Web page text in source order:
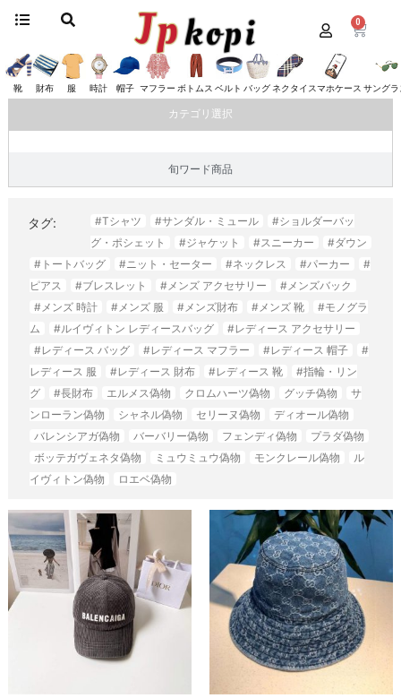
0
靴 財布 服 時計 帽子 マフラー ボトムス ベルト バッグネクタイ スマホケース サング
/ “#レディース 帽子”にタグ付けされた商品
#レディース 帽子
カテゴリ選択
旬ワード商品
タグ: #Tシャツ #サンダル・ミュール
#ショルダーバッ
グ・ポシェット
#ジャケット #スニーカー
#ダウン
#トートバッグ
#ニット・セーター #ネックレス #パーカー
#
ピアス
#ブレスレット #メンズ アクセサリー
#メンズバック
#メンズ 時計
#メンズ 服 #メンズ財布 #メンズ 靴
#モノグラ
ム
#ルイヴィトン レディースバッグ
#レディース アクセサリー
#レディース バッグ
#レディース マフラー #レディース 帽子
#
レディース 服
#レディース 財布 #レディース 靴
#指輪・リン
グ
#長財布 エルメス偽物 クロムハーツ偽物 グッチ偽物
サ
ンローラン偽物
シャネル偽物 セリーヌ偽物
ディオール偽物
バレンシアガ偽物
バーバリー偽物 フェンディ偽物
プラダ偽物
ボッテガヴェネタ偽物
ミュウミュウ偽物 モンクレール偽物
ル
イヴィトン偽物
ロエベ偽物